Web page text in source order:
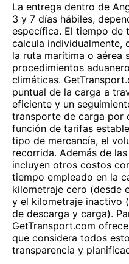
La entrega dentro de
3 y 7 días hábiles,
específica. El tiempo de
calcula individualmente,
la ruta marítima o aérea
procedimientos
climáticas.
puntual de la carga a
eficiente y un
transporte de carga por
función de tarifas
tipo de mercancía, el
recorrida. Además de
incluyen otros costos
tiempo empleado en la
kilometraje cero (desde
y el kilometraje inactivo
de descarga y carga).
GetTransport.com
que considera todos
transparencia y